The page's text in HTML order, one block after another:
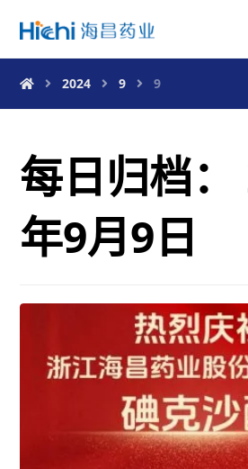
2024 9 9
每日归档：
年9月9日